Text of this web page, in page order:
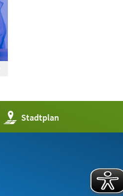
Stadtplan
(Öffnet
in
einem